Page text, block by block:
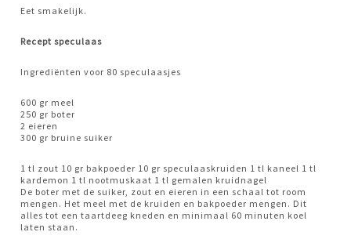
Eet smakelijk.
Recept speculaas
Ingrediënten voor 80 speculaasjes
600 gr meel
250 gr boter
2 eieren
300 gr bruine suiker
1 tl zout 10 gr bakpoeder 10 gr speculaaskruiden 1 tl kaneel 1 tl
kardemon 1 tl nootmuskaat 1 tl gemalen kruidnagel
De boter met de suiker, zout en eieren in een schaal tot room
mengen. Het meel met de kruiden en bakpoeder mengen. Dit
alles tot een taartdeeg kneden en minimaal 60 minuten koel
laten staan.